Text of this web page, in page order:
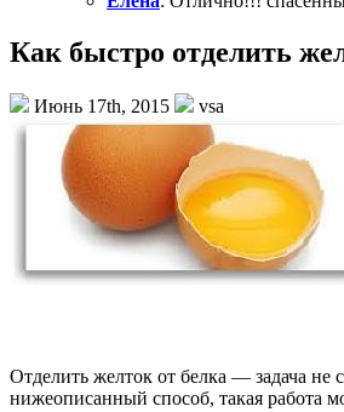
Как быстро отделить
Июнь 17th, 2015 vsa
Отделить желток от белка — задача не
нижеописанный способ, такая работа